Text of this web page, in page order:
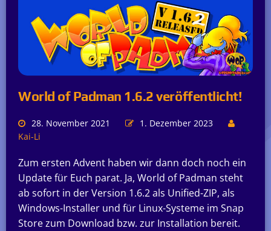
World of Padman 1.6.2 veröffentlicht!
28. November 2021
1. Dezember 2023
Kai-Li
Zum ersten Advent haben wir dann doch noch ein
Update für Euch parat. Ja, World of Padman steht
ab sofort in der Version 1.6.2 als Unified-ZIP, als
Windows-Installer und für Linux-Systeme im Snap
Store zum Download bzw. zur Installation bereit.